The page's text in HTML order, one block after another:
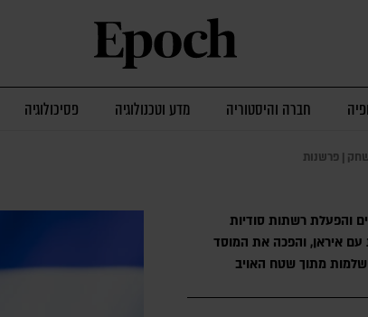
חברה והיסטוריה מדע וטכנולוגיה פסיכולוגיה
| פרשנות
והפעלת רשתות סודיות
איראן, והפכה את המוסד
מתוך שטח האויב